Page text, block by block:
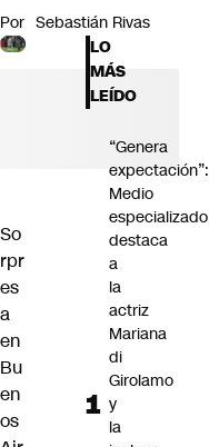
Por Sebastián Rivas
So
rpr
es
a
en
Bu
en
os
LO
MÁS
LEÍDO
“Genera
expectación”:
Medio
especializado
destaca
a
la
actriz
Mariana
di
Girolamo
y
la